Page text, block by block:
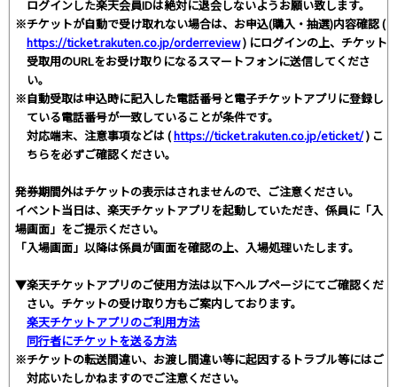
ログインした楽天会員IDは絶対に退会しないようお願い致します。
※チケットが自動で受け取れない場合は、お申込(購入・抽選)内容確認 (
https://ticket.rakuten.co.jp/orderreview) にログインの上、チケット
受取用のURLをお受け取りになるスマートフォンに送信してくださ
い。
※自動受取は申込時に記入した電話番号と電子チケットアプリに登録し
ている電話番号が一致していることが条件です。
対応端末、注意事項などは (https://ticket.rakuten.co.jp/eticket/) こ
ちらを必ずご確認ください。
発券期間外はチケットの表示はされませんので、ご注意ください。
イベント当日は、楽天チケットアプリを起動していただき、係員に「入
場画面」をご提示ください。
「入場画面」以降は係員が画面を確認の上、入場処理いたします。
▼楽天チケットアプリのご使用方法は以下ヘルプページにてご確認くだ
さい。チケットの受け取り方もご案内しております。
楽天チケットアプリのご利用方法
同行者にチケットを送る方法
※チケットの転送間違い、お渡し間違い等に起因するトラブル等にはご
対応いたしかねますのでご注意ください。